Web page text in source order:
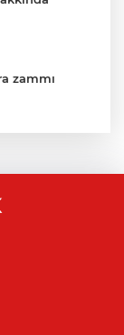
zammı
zabıta
üretiyor